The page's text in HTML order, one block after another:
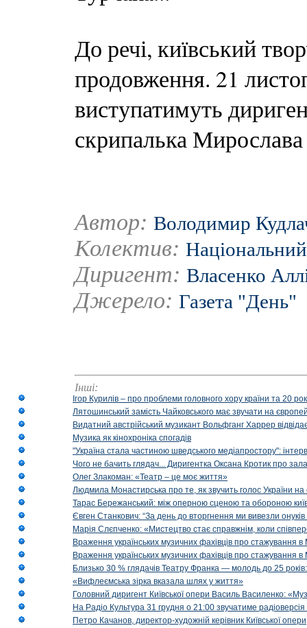
До речі, київський
продовження. 21
виступатимуть
скрипалька
Автор: Володимир
Колектив:
Диригент: Власенко
Джерело: Газета "День"
Інші:
Ігор Курилів – про проблеми головного хору країни та 20
Лятошинський замість Чайковського має звучати на
Видатний австрійський музикант Вольфганг Харрер
Музика як кінохроніка спогадів
"Україна стала частиною шведського медіапростору":
Чого не бачить глядач... Диригентка Оксана Кротик про
Олег Злакоман: «Театр – це моє життя»
Людмила Монастирська про те, як звучить голос України на
Тарас Бережанський: між оперною сценою та обороною
Євген Станкович: “За день до вторгнення ми вивезли онуків
Марія Слєпченко: «Мистецтво стає справжнім, коли
Враження українських музичних фахівців про стажування
Враження українських музичних фахівців про стажування
Близько 30 % глядачів Театру Франка — молодь до 25
«Вифлеємська зірка вказала шлях у життя»
Головний диригент Київської опери Василь Василенко:
На Радіо Культура 31 грудня о 21:00 звучатиме
Петро Качанов, директор-художній керівник Київської опери